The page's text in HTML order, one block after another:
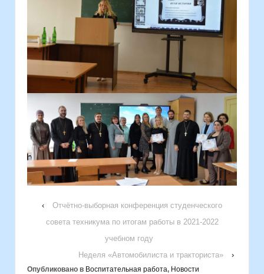
‹
Отчётно-выборная конференция студенческого
совета техникума по итогам работы в 2021-2022
учебном году
Неделя «Автомобилиста и тракториста»
›
Опубликовано в Воспитательная работа, Новости